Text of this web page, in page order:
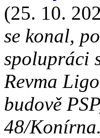
(25. 10.
se konal,
spolupráci
Revma
budově
48/